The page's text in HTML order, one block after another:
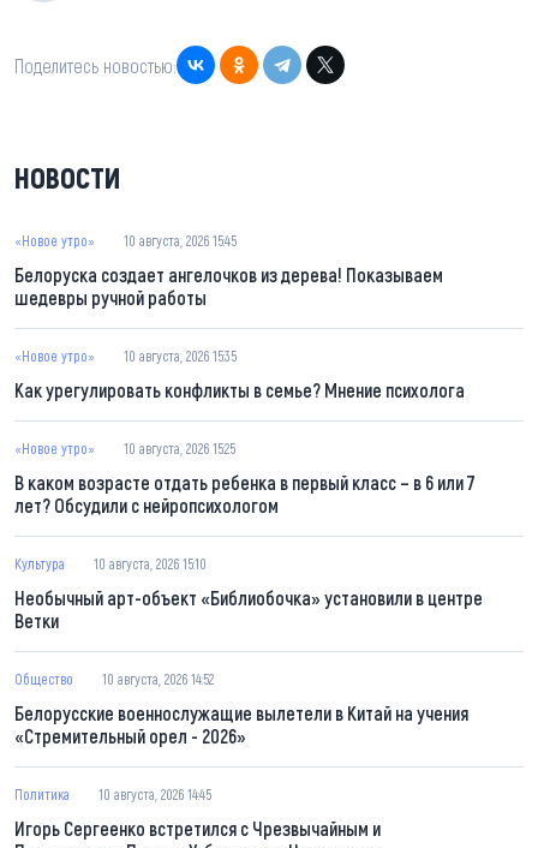
Поделитесь новостью:
НОВОСТИ
«Новое утро» 10 августа, 2026 15:45
Белоруска создает ангелочков из дерева! Показываем
шедевры ручной работы
«Новое утро» 10 августа, 2026 15:35
Как урегулировать конфликты в семье? Мнение психолога
«Новое утро» 10 августа, 2026 15:25
В каком возрасте отдать ребенка в первый класс – в 6 или 7
лет? Обсудили с нейропсихологом
Культура 10 августа, 2026 15:10
Необычный арт-объект «Библиобочка» установили в центре
Ветки
Общество 10 августа, 2026 14:52
Белорусские военнослужащие вылетели в Китай на учения
«Стремительный орел - 2026»
Политика 10 августа, 2026 14:45
Игорь Сергеенко встретился с Чрезвычайным и